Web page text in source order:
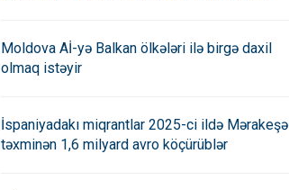
Moldova Aİ-yə Balkan ölkələri ilə birgə daxil
olmaq istəyir
İspaniyadakı miqrantlar 2025-ci ildə Mərakeşə
təxminən 1,6 milyard avro köçürüblər